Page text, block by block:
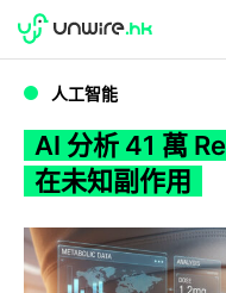
WWDC 2026
人工智能
AI 分析 41 萬
在未知副作用